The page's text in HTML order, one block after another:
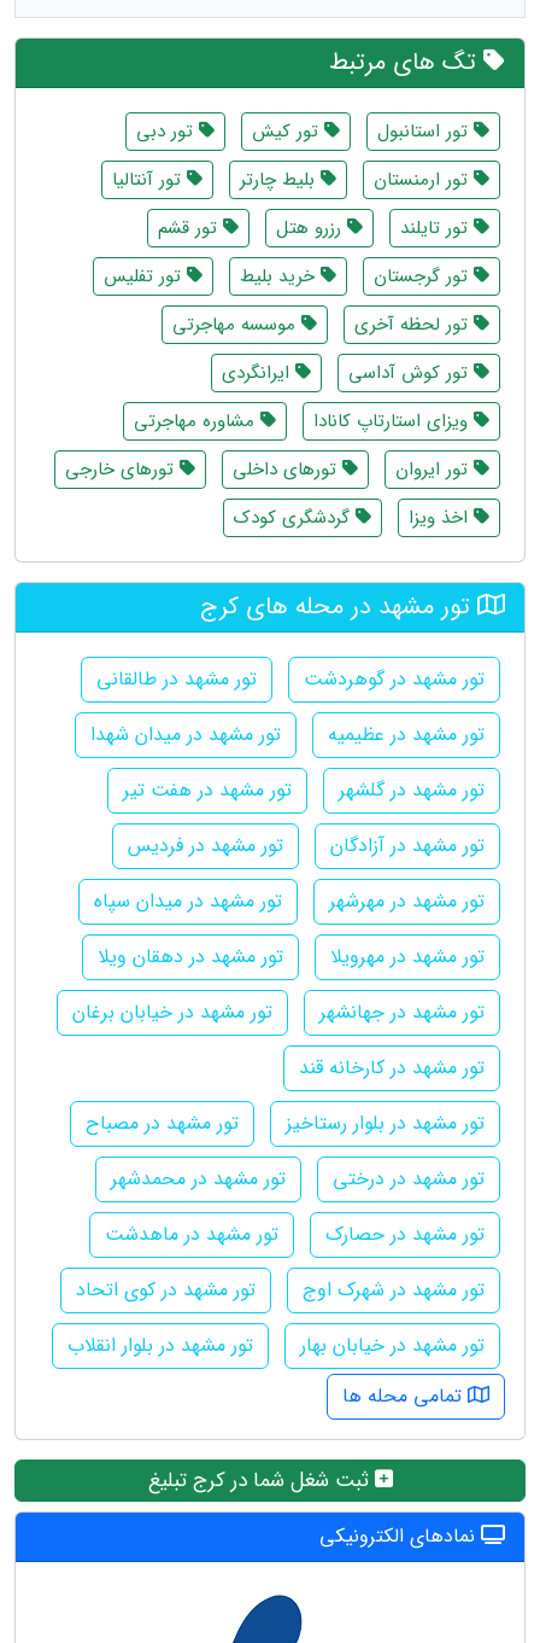
تگ های مرتبط
تور استانبول تور کیش
تور دبی
تور ارمنستان
بلیط چارتر
تور آنتالیا
تور تایلند
رزرو هتل
تور قشم
تور گرجستان
خرید بلیط
تور تفلیس
تور لحظه آخری
موسسه مهاجرتی
تور کوش آداسی
ایرانگردی
ویزای استارتاپ کانادا
مشاوره مهاجرتی
تور ایروان
تورهای داخلی
تورهای خارجی
اخذ ویزا
گردشگری کودک
تور مشهد در محله های کرج
تور مشهد در گوهردشت
تور مشهد در طالقانی
تور مشهد در عظیمیه
تور مشهد در میدان شهدا
تور مشهد در گلشهر
تور مشهد در هفت تیر
تور مشهد در آزادگان
تور مشهد در فردیس
تور مشهد در مهرشهر
تور مشهد در میدان سپاه
تور مشهد در مهرویلا
تور مشهد در دهقان ویلا
تور مشهد در جهانشهر
تور مشهد در خیابان برغان
تور مشهد در کارخانه قند
تور مشهد در بلوار رستاخیز
تور مشهد در مصباح
تور مشهد در درختی
تور مشهد در محمدشهر
تور مشهد در حصارک
تور مشهد در ماهدشت
تور مشهد در شهرک اوج
تور مشهد در کوی اتحاد
تور مشهد در خیابان بهار
تور مشهد در بلوار انقلاب
تمامی محله ها
ثبت شغل شما در کرج تبلیغ
نمادهای الکترونیکی